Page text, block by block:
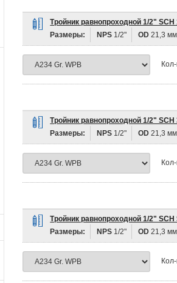
Тройник равнопроходной 1/2" SCH
Размеры:
NPS 1/2" OD 21,3 мм
Тройник равнопроходной 1/2"
Размеры:
NPS 1/2" OD 21,3 мм
Тройник равнопроходной 1/2"
Размеры:
NPS 1/2" OD 21,3 мм